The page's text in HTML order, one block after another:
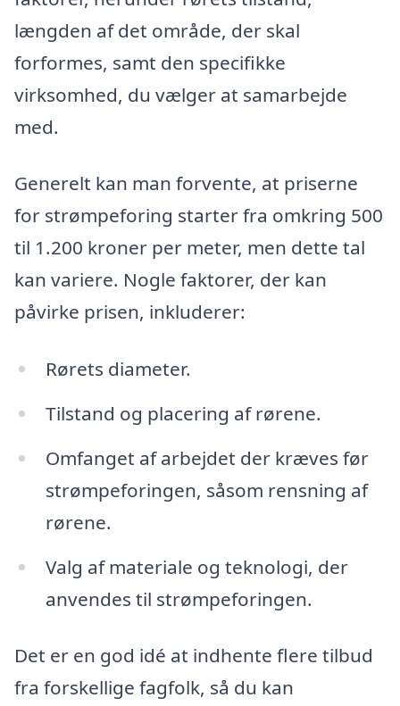
længden af det område, der skal
forformes, samt den specifikke
virksomhed, du vælger at samarbejde
med.
Generelt kan man forvente, at priserne
for strømpeforing starter fra omkring 500
til 1.200 kroner per meter, men dette tal
kan variere. Nogle faktorer, der kan
påvirke prisen, inkluderer:
Rørets diameter.
Tilstand og placering af rørene.
Omfanget af arbejdet der kræves før
strømpeforingen, såsom rensning af
rørene.
Valg af materiale og teknologi, der
anvendes til strømpeforingen.
Det er en god idé at indhente flere tilbud
fra forskellige fagfolk, så du kan